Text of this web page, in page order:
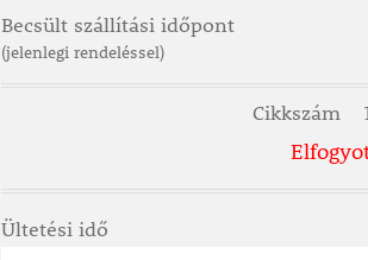
Becsült szállítási időpont
(jelenlegi rendeléssel)
Cikkszám
Ültetési idő